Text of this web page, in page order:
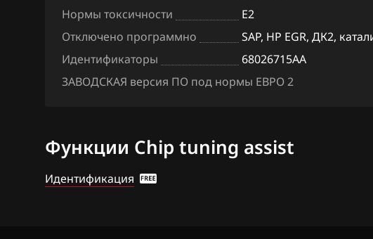
Brilliance
BYD
Cadillac
Chenglong
Chery
Нормы токсичности
E2
Отключено программно
SAP, HP EGR, ДК2,
Идентификаторы
68026715AA
ЗАВОДСКАЯ версия ПО под нормы ЕВРО 2
Функции Chip tuning assist
Идентификация